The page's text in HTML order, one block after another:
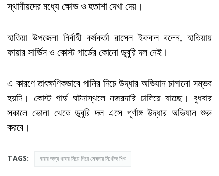
স্থানীয়দের মধ্যে ক্ষোভ ও হতাশা দেখা দেয়।
হাতিয়া উপজেলা নির্বাহী কর্মকর্তা রাসেল ইকবাল বলেন, হাতিয়ায়
ফায়ার সার্ভিস ও কোস্ট গার্ডের কোনো ডুবুরি দল নেই।
এ কারণে তাৎক্ষণিকভাবে পানির নিচে উদ্ধার অভিযান চালানো সম্ভব
হয়নি। কোস্ট গার্ড ঘটনাস্থলে নজরদারি চালিয়ে যাচ্ছে। বুধবার
সকালে ভোলা থেকে ডুবুরি দল এসে পূর্ণাঙ্গ উদ্ধার অভিযান শুরু
করবে।
TAGS: বাবার জন্য খাবার নিয়ে গিয়ে মেঘনায় নিখোঁজ শিশু